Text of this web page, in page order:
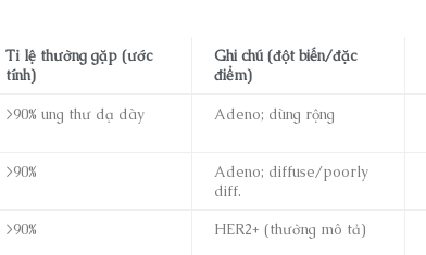
Tỉ lệ thường gặp (ước
tính)
Ghi chú (đột biến/đặc
điểm)
>90% ung thư dạ dày Adeno; dùng rộng
>90%
Adeno; diffuse/poorly
diff.
>90% HER2+ (thường mô tả)